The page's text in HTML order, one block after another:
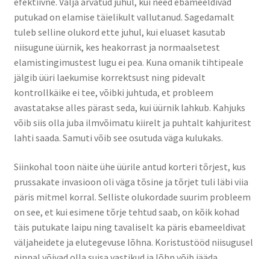
Ostukorv
Pood
Privaatsuspoliitika
Tagastamise avaldus
Tänan
Tule uuri järele, kuidas saad oma kahjuriteprobleemile
lahenduse!
putukad on elamise täielikult vallutanud. Sagedamalt
tuleb selline olukord ette juhul, kui eluaset kasutab
niisugune üürnik, kes heakorrast ja normaalsetest
elamistingimustest lugu ei pea. Kuna omanik tihtipeale
jälgib üüri laekumise korrektsust ning pidevalt
kontrollkäike ei tee, võibki juhtuda, et probleem
avastatakse alles pärast seda, kui üürnik lahkub. Kahjuks
võib siis olla juba ilmvõimatu kiirelt ja puhtalt kahjuritest
lahti saada. Samuti võib see osutuda väga kulukaks.
Siinkohal toon näite ühe üürile antud korteri tõrjest, kus
prussakate invasioon oli väga tõsine ja tõrjet tuli läbi viia
päris mitmel korral. Selliste olukordade suurim probleem
on see, et kui esimene tõrje tehtud saab, on kõik kohad
täis putukate laipu ning tavaliselt ka päris ebameeldivat
väljaheidete ja elutegevuse lõhna. Koristustööd niisugusel